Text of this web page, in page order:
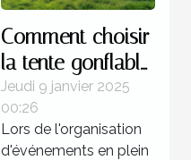
Comment choisir
la tente gonflable
idéale pour vos
événements
Jeudi 9 janvier 2025
00:26
Lors de l'organisation
d'événements en plein